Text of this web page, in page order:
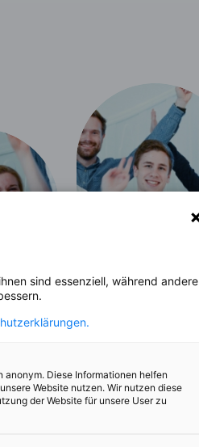
sind essenziell, während andere
Diese Informationen helfen
Website nutzen. Wir nutzen diese
der Website für unsere User zu